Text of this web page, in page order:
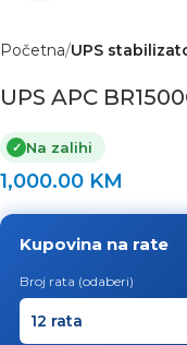
Početna UPS
UPS APC
✓ Na zalihi
1,000.00 KM
Kupovina na rate
Broj rata (odaberi)